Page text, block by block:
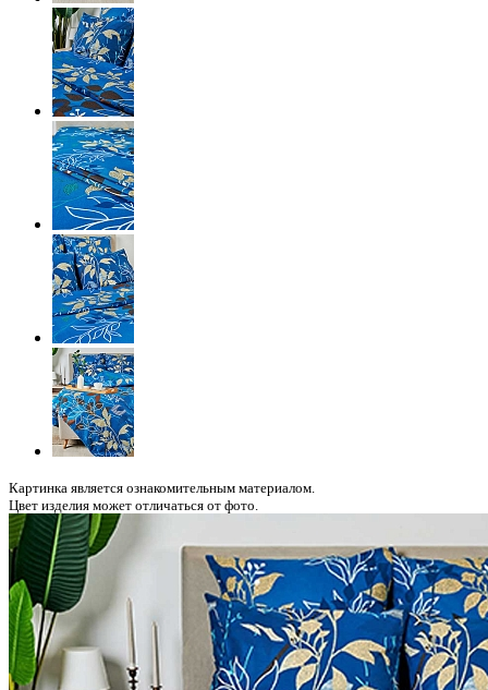
Картинка является ознакомительным материалом.
Цвет изделия может отличаться от фото.